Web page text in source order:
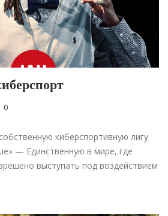
0
киберспортивную лигу
— Единственную в мире, где
выступать под воздействием